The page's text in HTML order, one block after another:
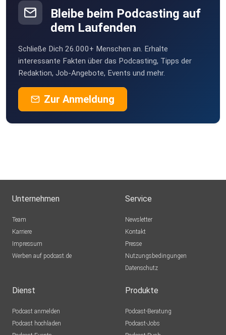
Bleibe beim Podcasting auf
dem Laufenden
Schließe Dich 26.000+ Menschen an. Erhalte
interessante Fakten über das Podcasting, Tipps der
Redaktion, Job-Angebote, Events und mehr.
Zur Anmeldung
Unternehmen
Team
Karriere
Impressum
Werben auf podcast.de
Service
Newsletter
Kontakt
Presse
Nutzungsbedingungen
Datenschutz
Dienst
Podcast anmelden
Podcast hochladen
Produkte
Podcast-Beratung
Podcast-Jobs